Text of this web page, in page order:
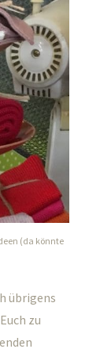
(da könnte
übrigens
zu